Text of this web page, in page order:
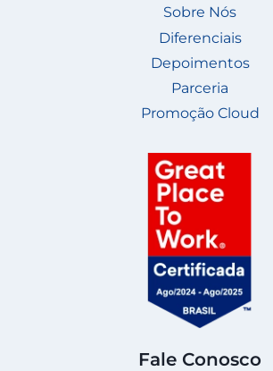
Sobre Nós
Diferenciais
Depoimentos
Parceria
Promoção Cloud
Fale Conosco